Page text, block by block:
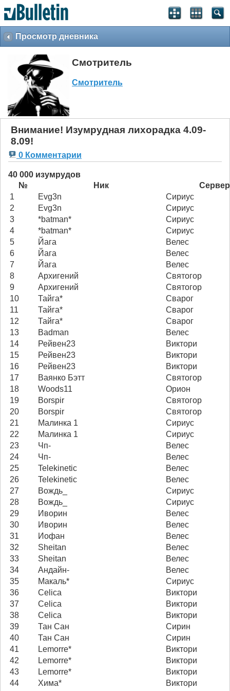
Просмотр дневника
Смотритель
Смотритель
Внимание! Изумрудная лихорадка 4.09-
8.09!
0 Комментарии
40 000 изумрудов
№
Ник
Сервер
1
Evg3n
Сириус
2
Evg3n
Сириус
3
*batman*
Сириус
4
*batman*
Сириус
5
Йага
Велес
6
Йага
Велес
7
Йага
Велес
8
Архигений
Святогор
9
Архигений
Святогор
10
Тайга*
Сварог
11
Тайга*
Сварог
12
Тайга*
Сварог
13
Badman
Велес
14
Рейвен23
Виктори
15
Рейвен23
Виктори
16
Рейвен23
Виктори
17
Ваянко Бэтт
Святогор
18
Woods11
Орион
19
Borspir
Святогор
20
Borspir
Святогор
21
Малинка 1
Сириус
22
Малинка 1
Сириус
23
Чп-
Велес
24
Чп-
Велес
25
Telekinetic
Велес
26
Telekinetic
Велес
27
Вождь_
Сириус
28
Вождь_
Сириус
29
Иворин
Велес
30
Иворин
Велес
31
Иофан
Велес
32
Sheitan
Велес
33
Sheitan
Велес
34
Андайн-
Велес
35
Макаль*
Сириус
36
Celica
Виктори
37
Celica
Виктори
38
Celica
Виктори
39
Тан Сан
Сирин
40
Тан Сан
Сирин
41
Lemorre*
Виктори
42
Lemorre*
Виктори
43
Lemorre*
Виктори
44
Хима*
Виктори